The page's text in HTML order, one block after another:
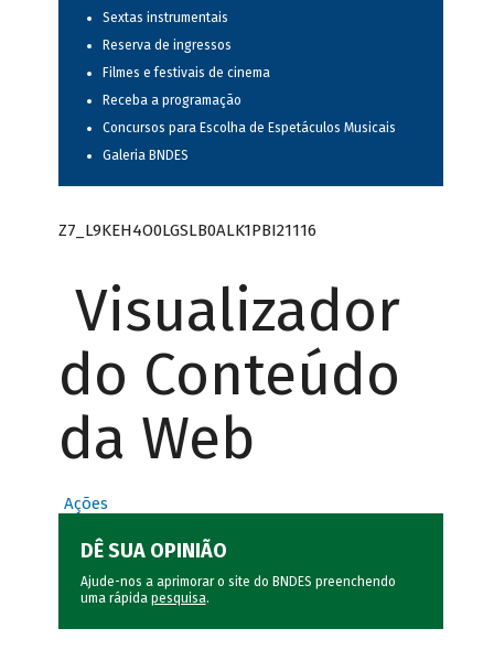
Sextas instrumentais
Reserva de ingressos
Filmes e festivais de cinema
Receba a programação
Concursos para Escolha de Espetáculos Musicais
Galeria BNDES
Z7_L9KEH4O0LGSLB0ALK1PBI21116
Visualizador
do Conteúdo
da Web
Ações
DÊ SUA OPINIÃO
Ajude-nos a aprimorar o site do BNDES preenchendo
uma rápida pesquisa.